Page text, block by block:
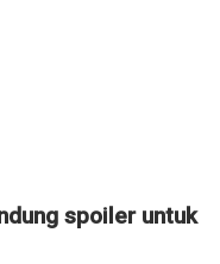
spoiler untuk